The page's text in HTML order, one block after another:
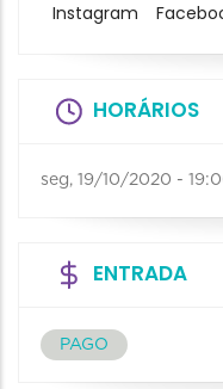
Instagram
HORÁRIOS
seg, 19/10/2020 -
ENTRADA
PAGO